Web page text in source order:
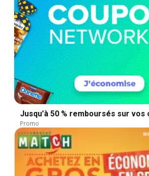
Jusqu’à 50 % remboursés sur vos
Promo